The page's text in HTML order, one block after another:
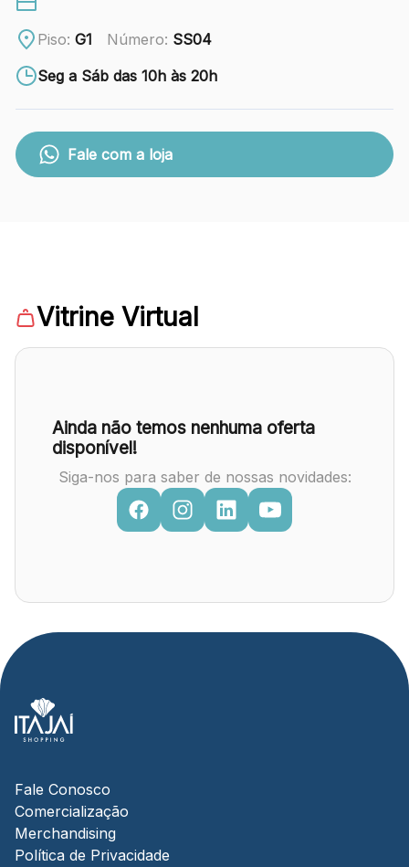
Ver local
Chamar Uber
CONTATO
(47) 3348-4609
Piso: G1 Número: SS04
Seg a Sáb das 10h às 20h
Fale com a loja
Vitrine Virtual
Ainda não temos nenhuma oferta
disponível!
Siga-nos para saber de nossas novidades:
Fale Conosco
Comercialização
Merchandising
Política de Privacidade